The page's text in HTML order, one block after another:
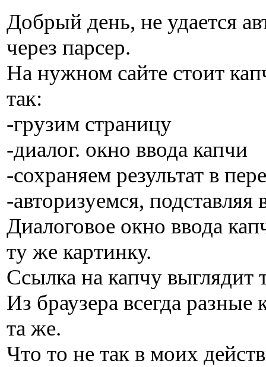
Добрый день, не удается
через парсер.
На нужном сайте стоит
так:
-грузим страницу
-диалог. окно ввода капчи
-сохраняем результат в
-авторизуемся,
Диалоговое окно ввода
ту же картинку.
Ссылка на капчу выглядит
Из браузера всегда
та же.
Что то не так в моих